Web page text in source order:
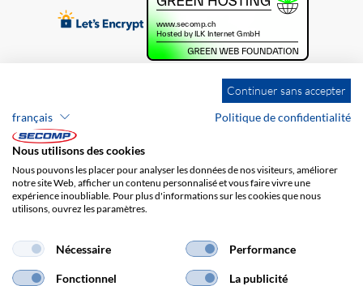
Brands
Protection des données
Frais de port
Continuer sans accepter
français
Politique de confidentialité
Nous utilisons des cookies
Nous pouvons les placer pour analyser les données de nos visiteurs, améliorer
notre site Web, afficher un contenu personnalisé et vous faire vivre une
expérience inoubliable. Pour plus d'informations sur les cookies que nous
utilisons, ouvrez les paramètres.
Nécessaire Performance
Fonctionnel La publicité